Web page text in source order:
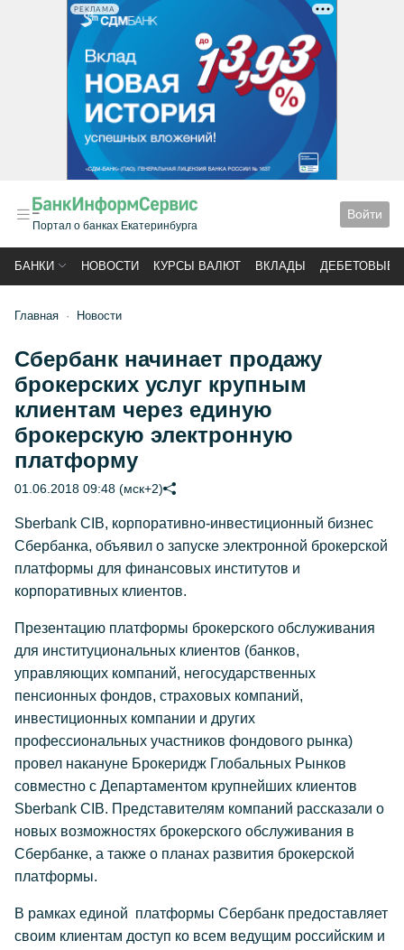
РЕКЛАМА
Портал о банках Екатеринбурга
Войти
БАНКИ НОВОСТИ КУРСЫ ВАЛЮТ ВКЛАДЫ ДЕБЕТОВЫЕ
Главная Новости
Сбербанк начинает продажу
брокерских услуг крупным
клиентам через единую
брокерскую электронную
платформу
01.06.2018 09:48 (мск+2)
Sberbank CIB, корпоративно-инвестиционный бизнес
Сбербанка, объявил о запуске электронной брокерской
платформы для финансовых институтов и
корпоративных клиентов.
Презентацию платформы брокерского обслуживания
для институциональных клиентов (банков,
управляющих компаний, негосударственных
пенсионных фондов, страховых компаний,
инвестиционных компании и других
профессиональных участников фондового рынка)
провел накануне Брокеридж Глобальных Рынков
совместно с Департаментом крупнейших клиентов
Sberbank CIB. Представителям компаний рассказали о
новых возможностях брокерского обслуживания в
Сбербанке, а также о планах развития брокерской
платформы.
В рамках единой платформы Сбербанк предоставляет
своим клиентам доступ ко всем ведущим российским и